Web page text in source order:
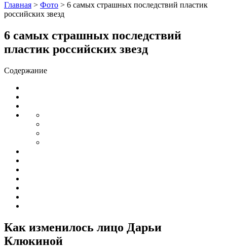
Главная > Фото > 6 самых страшных последствий пластик
российских звезд
6 самых страшных последствий
пластик российских звезд
Содержание
Как изменилось лицо Дарьи
Клюкиной